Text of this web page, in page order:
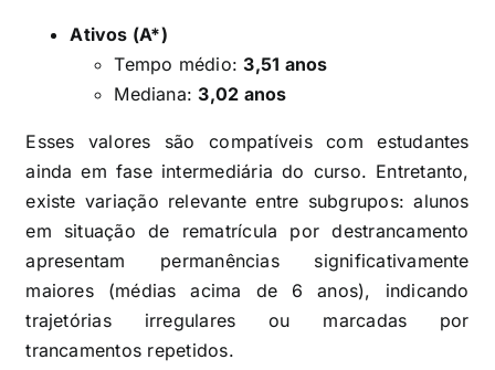
Ativos (A*)
Tempo médio:3,51 anos
Mediana:3,02 anos
Esses valores são compatíveis com estudantes
ainda em fase intermediária do curso. Entretanto,
existe variação relevante entre subgrupos: alunos
em situação de rematrícula por destrancamento
apresentam permanências significativamente
maiores (médias acima de 6 anos), indicando
trajetórias irregulares ou marcadas por
trancamentos repetidos.